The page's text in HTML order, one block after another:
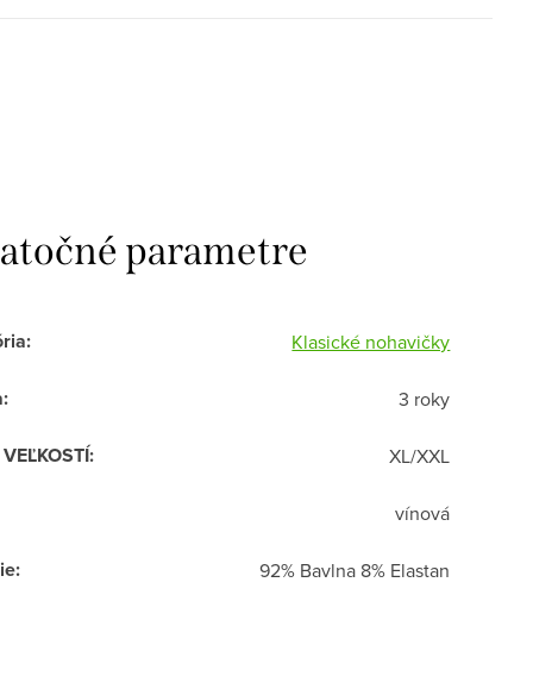
parametre
: Klasické nohavičky
: 3 roky
VEĽKOSTÍ: XL/XXL
vínová
: 92% Bavlna 8% Elastan